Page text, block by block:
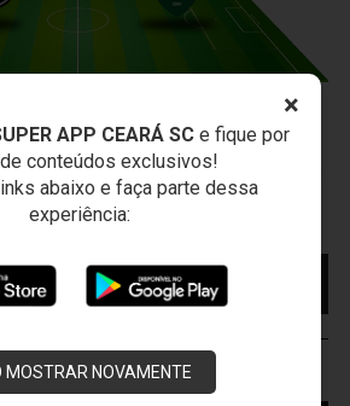
×
APP CEARÁ SCe fique por
conteúdos exclusivos!
abaixo e faça parte dessa
experiência:
MOSTRAR NOVAMENTE
X CUIABÁ
15/08/2026 - 18:30
Vargas - Capital/CE
• 2º Turno • 22 ª Rodada
COMPRE AQUI SEU
INGRESSO
VOZÃOTV